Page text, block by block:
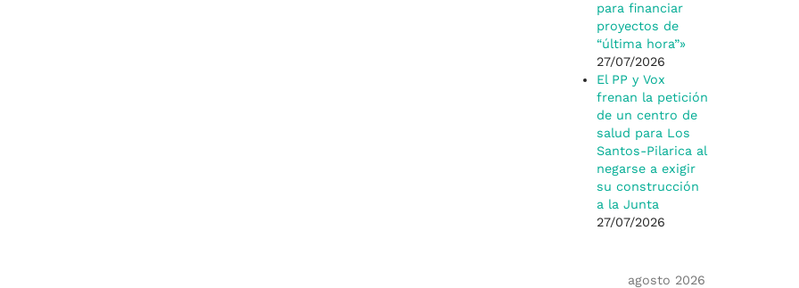
para financiar
proyectos de
“última hora”»
27/07/2026
El PP y Vox
frenan la petición
de un centro de
salud para Los
Santos-Pilarica al
negarse a exigir
su construcción
a la Junta
27/07/2026
agosto 2026